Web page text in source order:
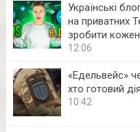
Українські
на приватних
зробити кожен
12:06
«Едельвейс»
хто готовий
10:42